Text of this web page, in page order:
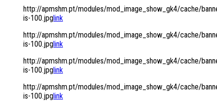
http://apmshm.pt/modules/mod_image_show_gk4/cache/
is-100.jpglink
http://apmshm.pt/modules/mod_image_show_gk4/cache/
is-100.jpglink
http://apmshm.pt/modules/mod_image_show_gk4/cache/
is-100.jpglink
http://apmshm.pt/modules/mod_image_show_gk4/cache/
is-100.jpglink